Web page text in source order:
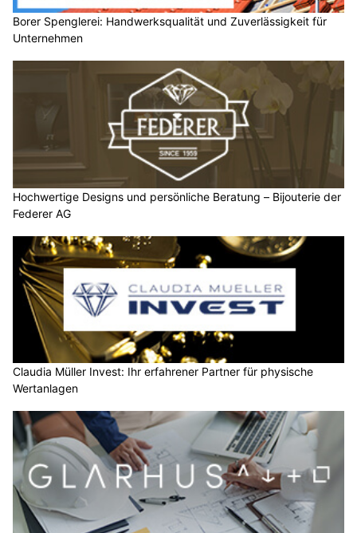
Borer Spenglerei: Handwerksqualität und Zuverlässigkeit für
Unternehmen
Hochwertige Designs und persönliche Beratung – Bijouterie der
Federer AG
Claudia Müller Invest: Ihr erfahrener Partner für physische
Wertanlagen